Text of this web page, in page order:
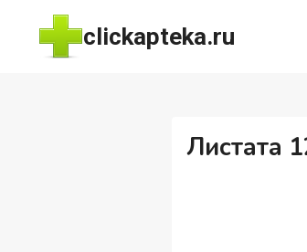
Перейти
содержимому
clickapteka.ru
Листата